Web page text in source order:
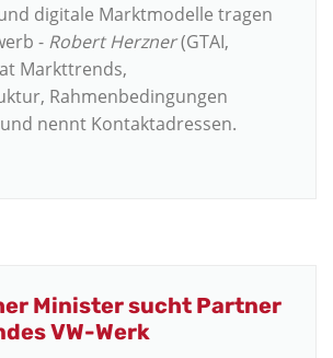
digitale Marktmodelle tragen
- Robert Herzner(GTAI,
Markttrends,
Rahmenbedingungen
nennt Kontaktadressen.
Minister sucht Partner
VW-Werk